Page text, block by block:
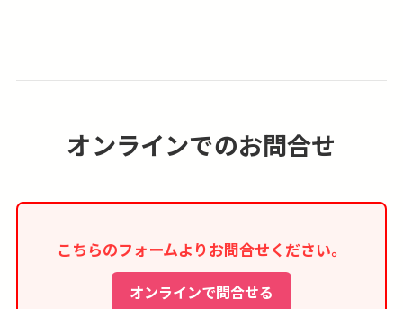
金が別途必要となります。
が多く、バスタブ付きのお部屋の事前確約は出来
■本コースはインターネット限定商品のため、紙
媒体等のツアーパンフレットはございません。
オンラインでのお問合せ
こちらのフォームよりお問合せください。
オンラインで問合せる